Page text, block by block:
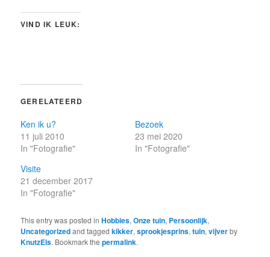
VIND IK LEUK:
GERELATEERD
Ken ik u?
11 juli 2010
In "Fotografie"
Bezoek
23 mei 2020
In "Fotografie"
Visite
21 december 2017
In "Fotografie"
This entry was posted inHobbies,Onze tuin, Persoonlijk,
Uncategorizedand taggedkikker,sprookjesprins,tuin,vijverby
KnutzEls. Bookmark thepermalink.